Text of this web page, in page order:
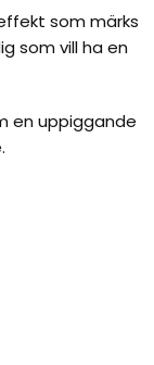
som märks
som vill ha en
en uppiggande